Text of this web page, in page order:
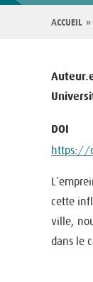
Fil
ACCUEIL
DOI
https://
cette
ville,
dans le